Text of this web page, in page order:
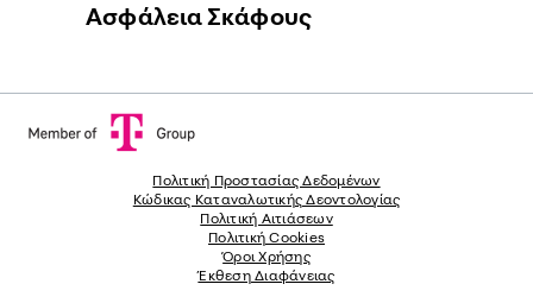
Ασφάλεια Σκάφους
Πολιτική Προστασίας Δεδομένων
Κώδικας Καταναλωτικής Δεοντολογίας
Πολιτική Αιτιάσεων
Πολιτική Cookies
Όροι Χρήσης
Έκθεση Διαφάνειας